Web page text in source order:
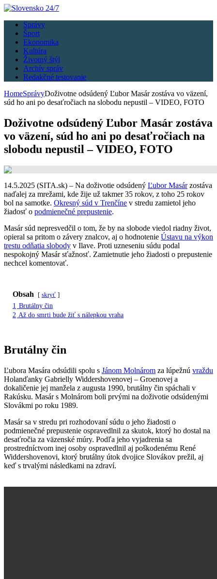
Správy
Šport
Ekonomika
Kultúra
Životný štýl
Archív správ
Redakčné testovanie
HomeSprávyDoživotne odsúdený Ľubor Masár zostáva vo väzení,
súd ho ani po desaťročiach na slobodu nepustil – VIDEO, FOTO
Doživotne odsúdený Ľubor Masár zostáva
vo väzení, súd ho ani po desaťročiach na
slobodu nepustil – VIDEO, FOTO
14.5.2025 (SITA.sk) – Na doživotie odsúdený Ľubor Masárzostáva
naďalej za mrežami, kde žije už takmer 35 rokov, z toho 25 rokov
bol na samotke. Okresný súd v Trenčíne v stredu zamietol jeho
žiadosť o podmienečné prepustenie.
Masár súd nepresvedčil o tom, že by na slobode viedol riadny život,
opieral sa pritom o závery znalcov, aj o hodnotenie Ústavu na výkon
trestu odňatia slobody v Ilave. Proti uzneseniu súdu podal
nespokojný Masár sťažnosť. Zamietnutie jeho žiadosti o prepustenie
nechcel komentovať.
Obsah skryť
1 Brutálny čin
2 Až do smrti bude žiť s nálepkou vraha
Brutálny čin
Ľubora Masára odsúdili spolu s Jánom Molnárom za lúpežnú vraždu
Holanďanky Gabrielly Widdershovenovej – Groenovej a
dokaličenie jej manžela z augusta 1990, brutálny čin spáchali v
Rakúsku. Masár s Molnárom boli prvými na doživotie odsúdenými
Slovákmi po roku 1989.
Masár sa v stredu pri rozhodovaní súdu o jeho žiadosti o
podmienečné prepustenie ospravedlnil za skutok, ktorý ho dostal na
desaťročia za väzenské múry. Podľa jeho vyjadrenia sa
prostredníctvom inej osoby ospravedlnil aj poškodenému René
Widdershovenovi, ktorý brutálny útok dvojice Slovákov prežil, aj
keď s trvalými následkami na zdraví.